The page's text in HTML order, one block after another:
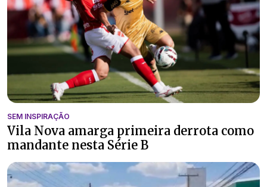
SEM INSPIRAÇÃO
Vila Nova amarga primeira derrota como
mandante nesta Série B